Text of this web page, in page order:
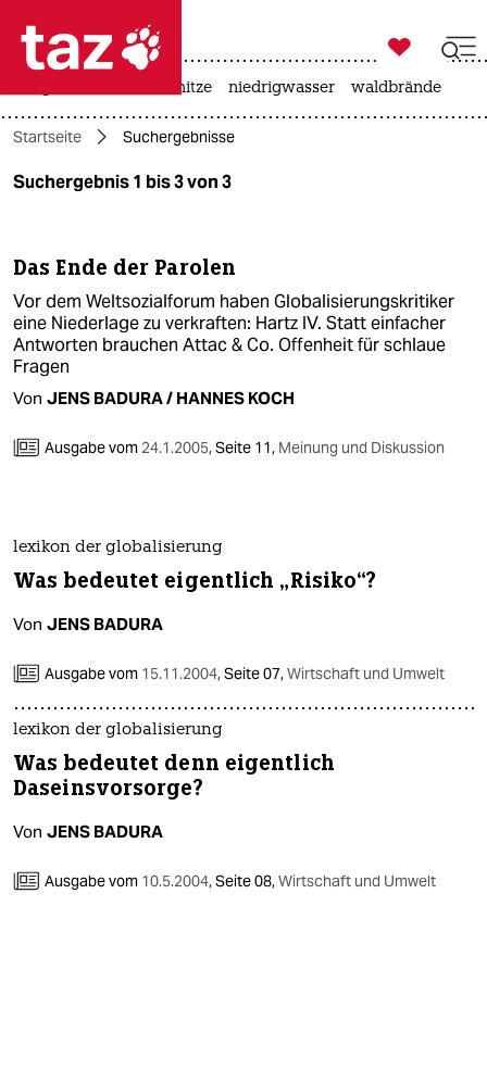
 taz zahl ich
taz zahl ich
themen
öko
gesellschaft
kultur
sport
nord
wahrheit
verlag
verlag
veranstaltungen
shop
abo

taz zahl ich
hitze niedrigwasser waldbrände
Startseite Suchergebnisse
Suchergebnis 1 bis 3 von 3
Das Ende der Parolen
Vor dem Weltsozialforum haben Globalisierungskritiker
eine Niederlage zu verkraften: Hartz IV. Statt einfacher
Antworten brauchen Attac & Co. Offenheit für schlaue
Fragen
Von JENS BADURA / HANNES KOCH
Ausgabe vom 24.1.2005,Seite 11, Meinung und Diskussion
lexikon der globalisierung
Was bedeutet eigentlich „Risiko“?
Von JENS BADURA
Ausgabe vom 15.11.2004,Seite 07,Wirtschaft und Umwelt
lexikon der globalisierung
Was bedeutet denn eigentlich
Daseinsvorsorge?
Von JENS BADURA
Ausgabe vom 10.5.2004,Seite 08,Wirtschaft und Umwelt